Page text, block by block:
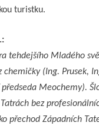
turistku.
tehdejšího Mladého
(Ing. Prusek,
Meochemy).
bez
přechod Západních